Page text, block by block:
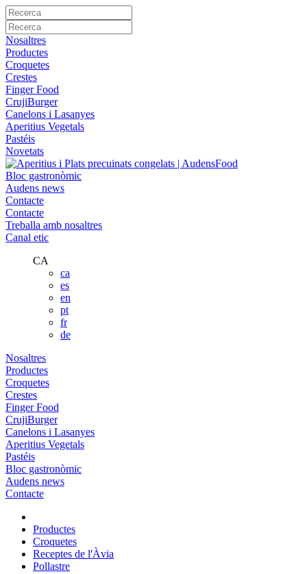
Nosaltres
Productes
Croquetes
Crestes
Finger Food
CrujiBurger
Canelons i Lasanyes
Aperitius Vegetals
Pastéis
Novetats
Bloc gastronòmic
Audens news
Contacte
Contacte
Treballa amb nosaltres
Canal etic
CA
ca
es
en
pt
fr
de
Nosaltres
Productes
Croquetes
Crestes
Finger Food
CrujiBurger
Canelons i Lasanyes
Aperitius Vegetals
Pastéis
Bloc gastronòmic
Audens news
Contacte
Productes
Croquetes
Receptes de l'Àvia
Pollastre